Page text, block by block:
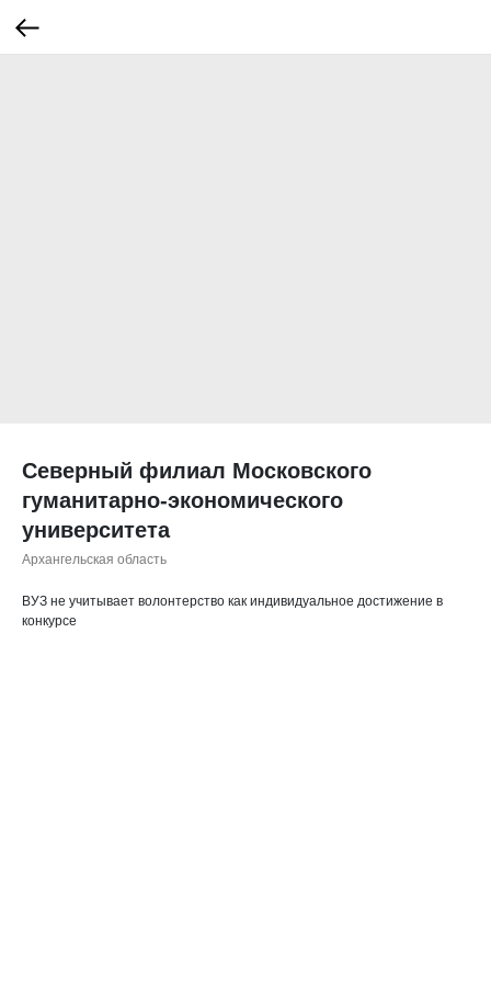
Северный филиал Московского
гуманитарно-экономического
университета
Архангельская область
ВУЗ не учитывает волонтерство как индивидуальное достижение в
конкурсе